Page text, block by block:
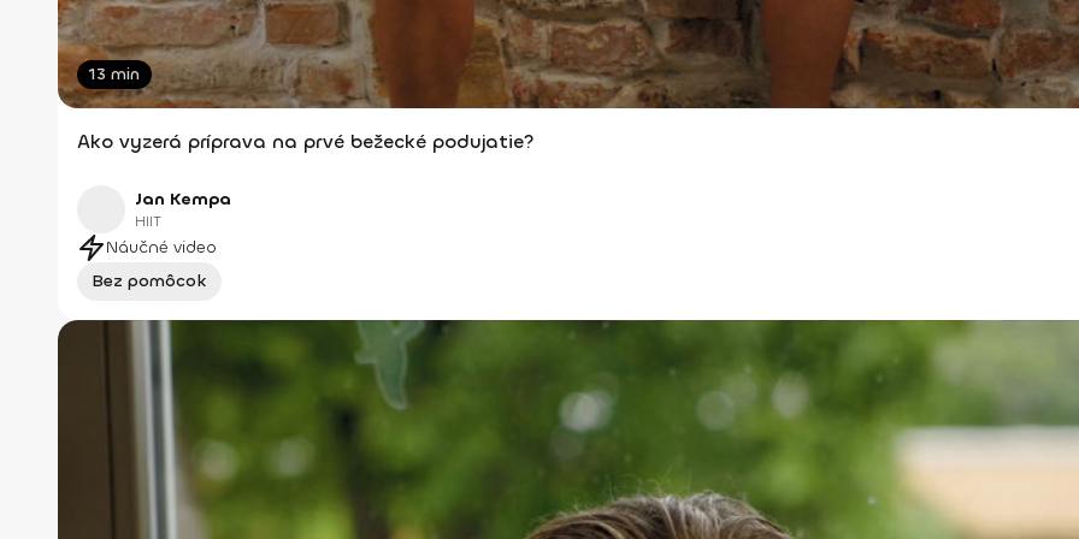
13 min
Ako vyzerá príprava na prvé bežecké podujatie?
Jan Kempa
HIIT
Náučné video
Bez pomôcok